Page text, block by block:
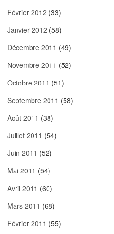
Février 2012 (33)
Janvier 2012 (58)
Décembre 2011 (49)
Novembre 2011 (52)
Octobre 2011 (51)
Septembre 2011 (58)
Août 2011 (38)
Juillet 2011 (54)
Juin 2011 (52)
Mai 2011 (54)
Avril 2011 (60)
Mars 2011 (68)
Février 2011 (55)